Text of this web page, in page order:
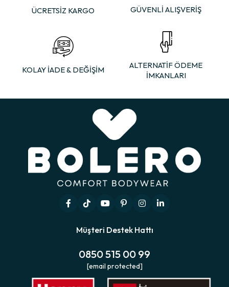
ÜCRETSİZ KARGO GÜVENLİ ALIŞVERİŞ
KOLAY İADE & DEĞİŞİM
ALTERNATİF ÖDEME
İMKANLARI
Müşteri Destek Hattı
0850 515 00 99
[email protected]